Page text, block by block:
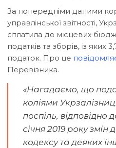
За попередніми даними
управлінської звітності,
сплатила до місцевих
податків та зборів, із
податок. Про це
Перевізника.
«Нагадаємо, що
коліями
поспіль, відповідно
січня 2019 року змін
кодексу та деяких